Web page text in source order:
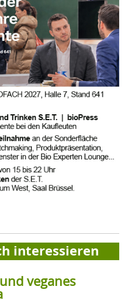
interessieren
veganes